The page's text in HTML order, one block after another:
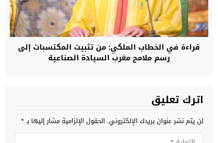
قراءة في الخطاب الملكي: من تثبيت المكتسبات إلى
رسم ملامح مغرب السيادة الصناعية
اترك تعليق
لن يتم نشر عنوان بريدك الإلكتروني. الحقول الإلزامية مشار إليها بـ*